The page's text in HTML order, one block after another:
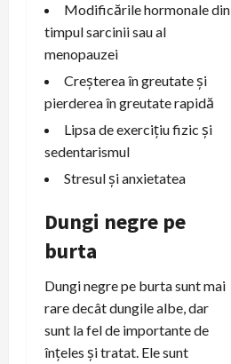
Modificările hormonale din
timpul sarcinii sau al
menopauzei
Creșterea în greutate și
pierderea în greutate rapidă
Lipsa de exercițiu fizic și
sedentarismul
Stresul și anxietatea
Dungi negre pe
burta
Dungi negre pe burta sunt mai
rare decât dungile albe, dar
sunt la fel de importante de
înțeles și tratat. Ele sunt